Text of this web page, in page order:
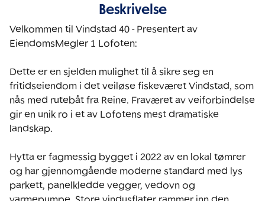
Beskrivelse
Velkommen til Vindstad 40 - Presentert av
EiendomsMegler 1 Lofoten:
Dette er en sjelden mulighet til å sikre seg en
fritidseiendom i det veiløse fiskeværet Vindstad, som
nås med rutebåt fra Reine. Fraværet av veiforbindelse
gir en unik ro i et av Lofotens mest dramatiske
landskap.
Hytta er fagmessig bygget i 2022 av en lokal tømrer
og har gjennomgående moderne standard med lys
parkett, panelkledde vegger, vedovn og